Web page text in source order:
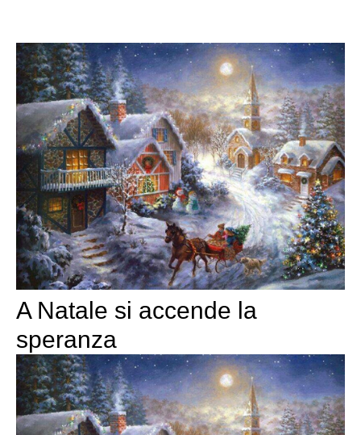
A Natale si accende la
speranza